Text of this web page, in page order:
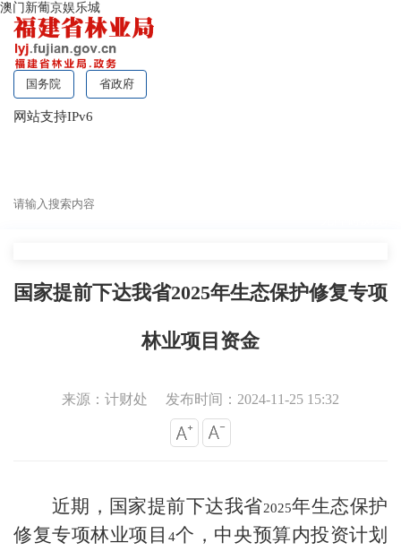
澳门新葡京娱乐城
国务院 省政府
网站支持IPv6
国家提前下达我省2025年生态保护修复专项
林业项目资金
来源：计财处 发布时间：2024-11-25 15:32
近期，国家提前下达我省2025年生态保护
修复专项林业项目 4个，中央预算内投资计划